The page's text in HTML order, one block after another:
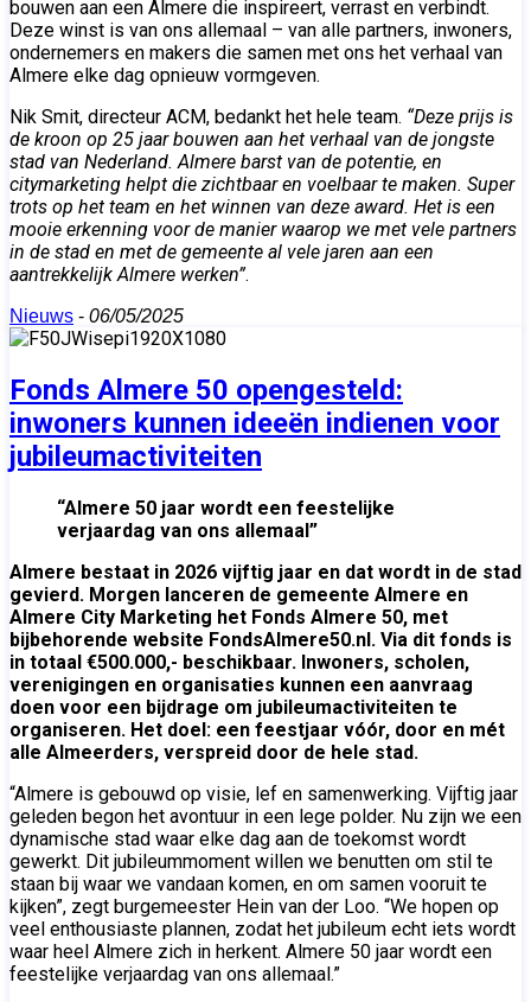
bouwen aan een Almere die inspireert, verrast en verbindt.
Deze winst is van ons allemaal – van alle partners, inwoners,
ondernemers en makers die samen met ons het verhaal van
Almere elke dag opnieuw vormgeven.
Nik Smit, directeur ACM, bedankt het hele team. “Deze prijs is
de kroon op 25 jaar bouwen aan het verhaal van de jongste
stad van Nederland. Almere barst van de potentie, en
citymarketing helpt die zichtbaar en voelbaar te maken. Super
trots op het team en het winnen van deze award. Het is een
mooie erkenning voor de manier waarop we met vele partners
in de stad en met de gemeente al vele jaren aan een
aantrekkelijk Almere werken”.
Nieuws - 06/05/2025
Fonds Almere 50 opengesteld:
inwoners kunnen ideeën indienen voor
jubileumactiviteiten
“Almere 50 jaar wordt een feestelijke
verjaardag van ons allemaal”
Almere bestaat in 2026 vijftig jaar en dat wordt in de stad
gevierd. Morgen lanceren de gemeente Almere en
Almere City Marketing het Fonds Almere 50, met
bijbehorende website FondsAlmere50.nl. Via dit fonds is
in totaal €500.000,- beschikbaar. Inwoners, scholen,
verenigingen en organisaties kunnen een aanvraag
doen voor een bijdrage om jubileumactiviteiten te
organiseren. Het doel: een feestjaar vóór, door en mét
alle Almeerders, verspreid door de hele stad.
“Almere is gebouwd op visie, lef en samenwerking. Vijftig jaar
geleden begon het avontuur in een lege polder. Nu zijn we een
dynamische stad waar elke dag aan de toekomst wordt
gewerkt. Dit jubileummoment willen we benutten om stil te
staan bij waar we vandaan komen, en om samen vooruit te
kijken”, zegt burgemeester Hein van der Loo. “We hopen op
veel enthousiaste plannen, zodat het jubileum echt iets wordt
waar heel Almere zich in herkent. Almere 50 jaar wordt een
feestelijke verjaardag van ons allemaal.”